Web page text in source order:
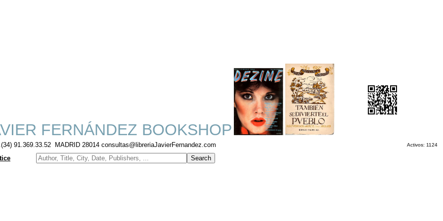
FERNÁNDEZ BOOKSHOP
91.369.33.52 MADRID 28014 consultas@libreriaJavierFernandez.com Activos: 1124